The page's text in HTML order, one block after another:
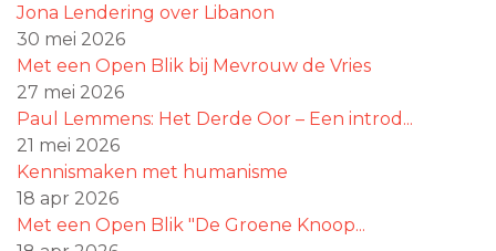
Jona Lendering over Libanon
30 mei 2026
Met een Open Blik bij Mevrouw de Vries
27 mei 2026
Paul Lemmens: Het Derde Oor – Een introd...
21 mei 2026
Kennismaken met humanisme
18 apr 2026
Met een Open Blik "De Groene Knoop...